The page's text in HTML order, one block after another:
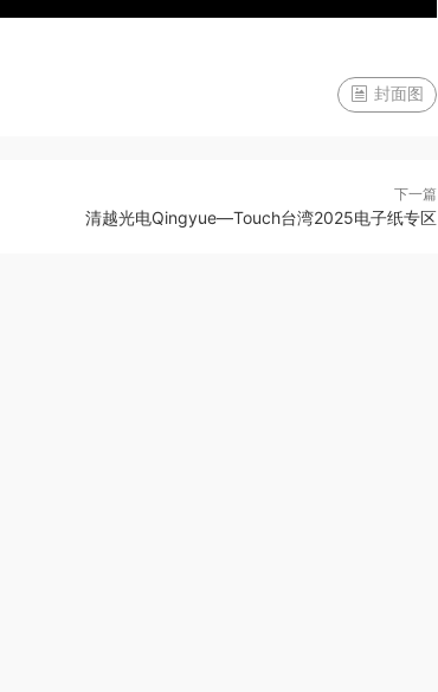
封面图
下一篇
清越光电Qingyue—Touch台湾2025电子纸专区